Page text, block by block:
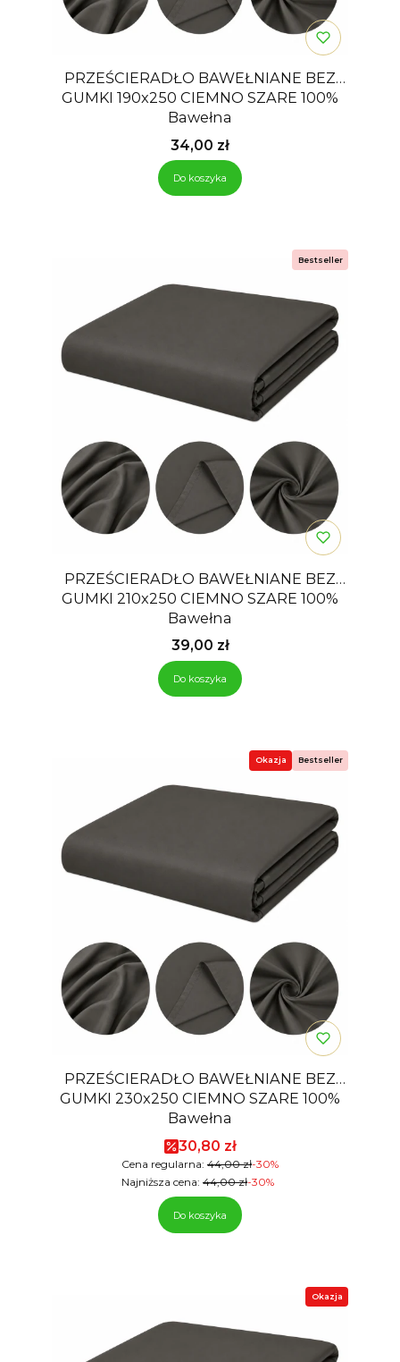
PRZEŚCIERADŁO BAWEŁNIANE BEZ
GUMKI 190x250 CIEMNO SZARE 100%
Bawełna
Cena
34,00 zł
Do koszyka
Bestseller
PRZEŚCIERADŁO BAWEŁNIANE BEZ
GUMKI 210x250 CIEMNO SZARE 100%
Bawełna
Cena
39,00 zł
Do koszyka
Okazja Bestseller
PRZEŚCIERADŁO BAWEŁNIANE BEZ
GUMKI 230x250 CIEMNO SZARE 100%
Bawełna
Cena promocyjna
30,80 zł
Cena regularna: 44,00 zł-30%
Najniższa cena: 44,00 zł-30%
Do koszyka
Okazja